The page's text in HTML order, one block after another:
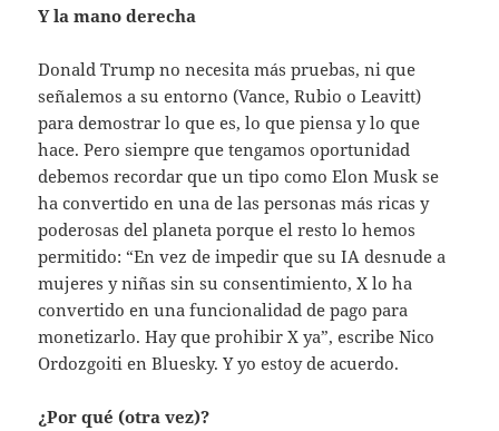
Y la mano derecha
Donald Trump no necesita más pruebas, ni que
señalemos a su entorno (Vance, Rubio o Leavitt)
para demostrar lo que es, lo que piensa y lo que
hace. Pero siempre que tengamos oportunidad
debemos recordar que un tipo como Elon Musk se
ha convertido en una de las personas más ricas y
poderosas del planeta porque el resto lo hemos
permitido: “En vez de impedir que su IA desnude a
mujeres y niñas sin su consentimiento, X lo ha
convertido en una funcionalidad de pago para
monetizarlo. Hay que prohibir X ya”, escribe Nico
Ordozgoiti en Bluesky. Y yo estoy de acuerdo.
¿Por qué (otra vez)?